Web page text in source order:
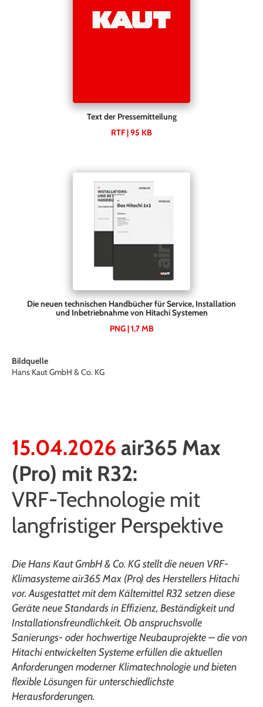
Text der Pressemitteilung
RTF | 95 KB
Die neuen technischen Handbücher für Service, Installation
und Inbetriebnahme von Hitachi Systemen
PNG | 1,7 MB
Bildquelle
Hans Kaut GmbH & Co. KG
15.04.2026 air365 Max
(Pro) mit R32:
VRF-Technologie mit
langfristiger Perspektive
Die Hans Kaut GmbH & Co. KG stellt die neuen VRF-
Klimasysteme air365 Max (Pro) des Herstellers Hitachi
vor. Ausgestattet mit dem Kältemittel R32 setzen diese
Geräte neue Standards in Effizienz, Beständigkeit und
Installationsfreundlichkeit. Ob anspruchsvolle
Sanierungs- oder hochwertige Neubauprojekte – die von
Hitachi entwickelten Systeme erfüllen die aktuellen
Anforderungen moderner Klimatechnologie und bieten
flexible Lösungen für unterschiedlichste
Herausforderungen.